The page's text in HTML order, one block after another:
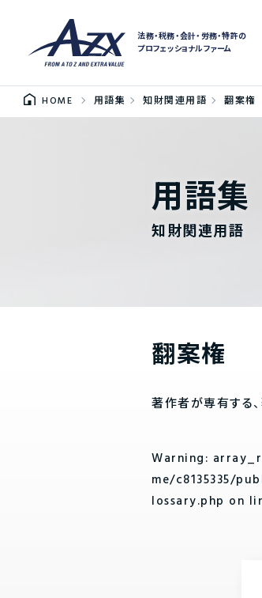
法務・税務・会計・労務・特許の
プロフェッショナルファーム
HOME 用語集 知財関連用語 翻案権
用語集
知財関連用語
翻案権
著作者が専有する
Warning:
me/c8135335/
lossary.php on